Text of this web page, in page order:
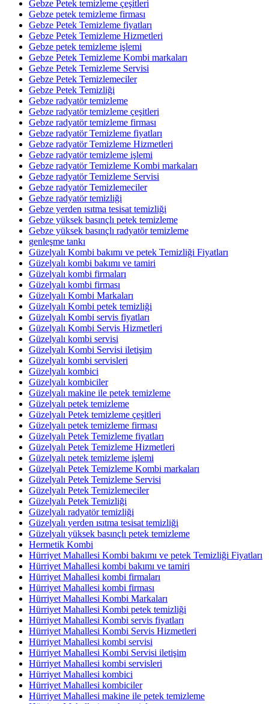
Gebze Petek temizleme çeşitleri
Gebze petek temizleme firması
Gebze Petek Temizleme fiyatları
Gebze Petek Temizleme Hizmetleri
Gebze petek temizleme işlemi
Gebze Petek Temizleme Kombi markaları
Gebze Petek Temizleme Servisi
Gebze Petek Temizlemeciler
Gebze Petek Temizliği
Gebze radyatör temizleme
Gebze radyatör temizleme çeşitleri
Gebze radyatör temizleme firması
Gebze radyatör Temizleme fiyatları
Gebze radyatör Temizleme Hizmetleri
Gebze radyatör temizleme işlemi
Gebze radyatör Temizleme Kombi markaları
Gebze radyatör Temizleme Servisi
Gebze radyatör Temizlemeciler
Gebze radyatör temizliği
Gebze yerden ısıtma tesisat temizliği
Gebze yüksek basınçlı petek temizleme
Gebze yüksek basınçlı radyatör temizleme
genleşme tankı
Güzelyalı Kombi bakımı ve petek Temizliği Fiyatları
Güzelyalı kombi bakımı ve tamiri
Güzelyalı kombi firmaları
Güzelyalı kombi firması
Güzelyalı Kombi Markaları
Güzelyalı Kombi petek temizliği
Güzelyalı Kombi servis fiyatları
Güzelyalı Kombi Servis Hizmetleri
Güzelyalı kombi servisi
Güzelyalı Kombi Servisi iletişim
Güzelyalı kombi servisleri
Güzelyalı kombici
Güzelyalı kombiciler
Güzelyalı makine ile petek temizleme
Güzelyalı petek temizleme
Güzelyalı Petek temizleme çeşitleri
Güzelyalı petek temizleme firması
Güzelyalı Petek Temizleme fiyatları
Güzelyalı Petek Temizleme Hizmetleri
Güzelyalı petek temizleme işlemi
Güzelyalı Petek Temizleme Kombi markaları
Güzelyalı Petek Temizleme Servisi
Güzelyalı Petek Temizlemeciler
Güzelyalı Petek Temizliği
Güzelyalı radyatör temizliği
Güzelyalı yerden ısıtma tesisat temizliği
Güzelyalı yüksek basınçlı petek temizleme
Hermetik Kombi
Hürriyet Mahallesi Kombi bakımı ve petek Temizliği Fiyatları
Hürriyet Mahallesi kombi bakımı ve tamiri
Hürriyet Mahallesi kombi firmaları
Hürriyet Mahallesi kombi firması
Hürriyet Mahallesi Kombi Markaları
Hürriyet Mahallesi Kombi petek temizliği
Hürriyet Mahallesi Kombi servis fiyatları
Hürriyet Mahallesi Kombi Servis Hizmetleri
Hürriyet Mahallesi kombi servisi
Hürriyet Mahallesi Kombi Servisi iletişim
Hürriyet Mahallesi kombi servisleri
Hürriyet Mahallesi kombici
Hürriyet Mahallesi kombiciler
Hürriyet Mahallesi makine ile petek temizleme